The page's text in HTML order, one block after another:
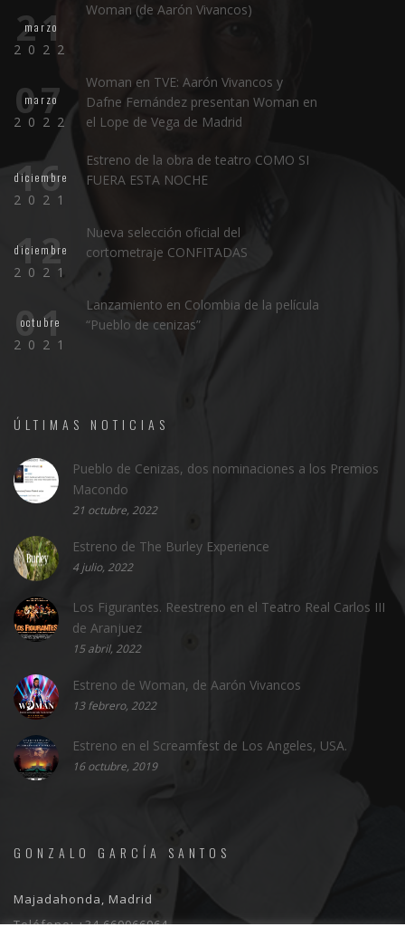
21
marzo
2022
Woman (de Aarón Vivancos)
07
marzo
2022
Woman en TVE: Aarón Vivancos y
Dafne Fernández presentan Woman en
el Lope de Vega de Madrid
16
diciembre
2021
Estreno de la obra de teatro COMO SI
FUERA ESTA NOCHE
12
diciembre
2021
Nueva selección oficial del
cortometraje CONFITADAS
01
octubre
2021
Lanzamiento en Colombia de la película
“Pueblo de cenizas”
ÚLTIMAS NOTICIAS
Pueblo de Cenizas, dos nominaciones a los Premios
Macondo
21 octubre, 2022
Estreno de The Burley Experience
4 julio, 2022
Los Figurantes. Reestreno en el Teatro Real Carlos III
de Aranjuez
15 abril, 2022
Estreno de Woman, de Aarón Vivancos
13 febrero, 2022
Estreno en el Screamfest de Los Angeles, USA.
16 octubre, 2019
GONZALO GARCÍA SANTOS
Majadahonda, Madrid
Teléfono:+34 660066964